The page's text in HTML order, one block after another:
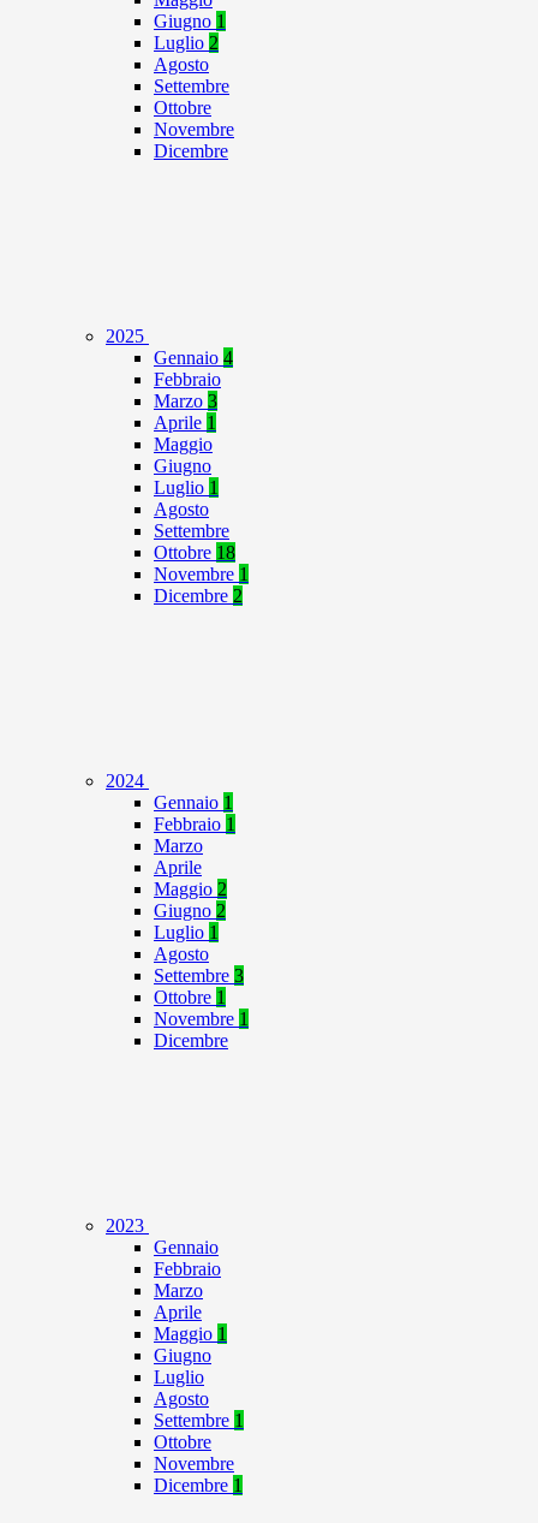
Giugno 1
Luglio 2
Agosto
Settembre
Ottobre
Novembre
Dicembre
2025
Gennaio 4
Febbraio
Marzo 3
Aprile 1
Maggio
Giugno
Luglio 1
Agosto
Settembre
Ottobre 18
Novembre 1
Dicembre 2
2024
Gennaio 1
Febbraio 1
Marzo
Aprile
Maggio 2
Giugno 2
Luglio 1
Agosto
Settembre 3
Ottobre 1
Novembre 1
Dicembre
2023
Gennaio
Febbraio
Marzo
Aprile
Maggio 1
Giugno
Luglio
Agosto
Settembre 1
Ottobre
Novembre
Dicembre 1